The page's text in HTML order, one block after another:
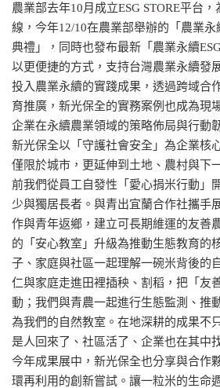
農業部去年10月成立ESG STORE平台
線，今年12/10在農業部舉辦的「農業永
典禮」，同時也發布最新「農業永續
以更便捷的方式，支持台灣農業永續發
投入農業永續的實踐成果，透過跨域合
育推廣，新光保全的實務案例也成為現
企業在永續農業領域的策略佈局與行動
新光保全以「守護社會安全」為企業核
僅限於城市，更延伸到土地、農村與下
前我們從員工自發性「愛心捐米行動」
少與獨居長者。與青出宜蘭合作社攜手
作與青年返鄉，建立可長期維運的友善
的「安心教室」升級為推動生態教育的
子、家庭與社區一起理解一碗米背後的
仁與家庭走進田裡插秧、割稻，把「友
動；我們與青農一起進行生態監測、推
為我們的自然教室。在地深耕的成果不
是人回來了、社區活了、企業也在其中
今年成果展中，新光保全也分享與合作
環再利用的創新嘗試。讓一粒米的生命